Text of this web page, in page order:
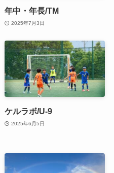
年中・年長/TM
2025年7月3日
ケルラボ/U-9
2025年6月5日